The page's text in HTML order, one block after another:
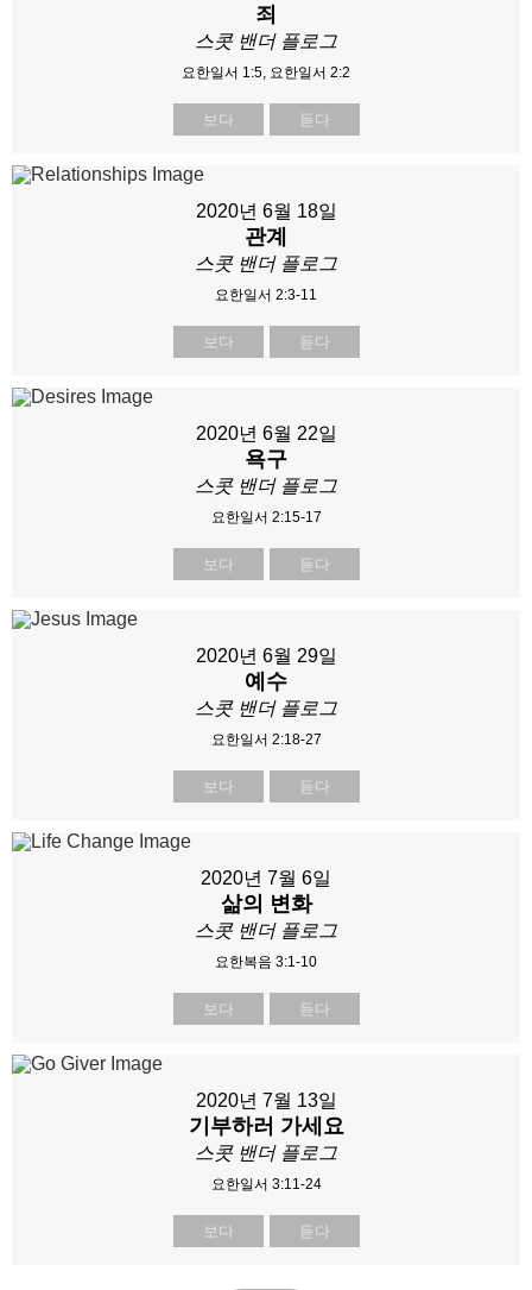
죄
스콧 밴더 플로그
요한일서 1:5, 요한일서 2:2
보다 듣다
2020년 6월 18일
관계
스콧 밴더 플로그
요한일서 2:3-11
보다 듣다
2020년 6월 22일
욕구
스콧 밴더 플로그
요한일서 2:15-17
보다 듣다
2020년 6월 29일
예수
스콧 밴더 플로그
요한일서 2:18-27
보다 듣다
2020년 7월 6일
삶의 변화
스콧 밴더 플로그
요한복음 3:1-10
보다 듣다
2020년 7월 13일
기부하러 가세요
스콧 밴더 플로그
요한일서 3:11-24
보다 듣다